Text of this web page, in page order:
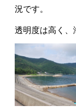
況です。
透明度は高く、